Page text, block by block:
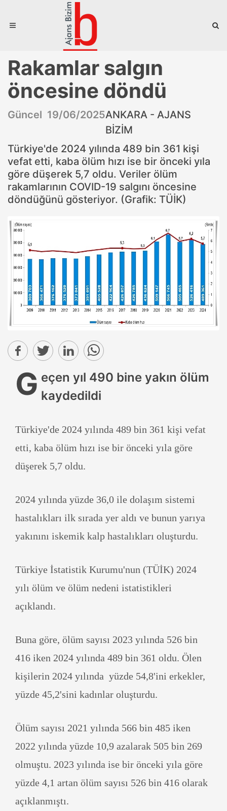
Rakamlar salgın
öncesine döndü
Güncel 19/06/2025ANKARA - AJANS
BİZİM
Türkiye'de 2024 yılında 489 bin 361 kişi
vefat etti, kaba ölüm hızı ise bir önceki yıla
göre düşerek 5,7 oldu. Veriler ölüm
rakamlarının COVID-19 salgını öncesine
döndüğünü gösteriyor. (Grafik: TÜİK)
G eçen yıl 490 bine yakın ölüm
kaydedildi
Türkiye'de 2024 yılında 489 bin 361 kişi vefat
etti, kaba ölüm hızı ise bir önceki yıla göre
düşerek 5,7 oldu.
2024 yılında yüzde 36,0 ile dolaşım sistemi
hastalıkları ilk sırada yer aldı ve bunun yarıya
yakınını iskemik kalp hastalıkları oluşturdu.
Türkiye İstatistik Kurumu'nun (TÜİK) 2024
yılı ölüm ve ölüm nedeni istatistikleri
açıklandı.
Buna göre, ölüm sayısı 2023 yılında 526 bin
416 iken 2024 yılında 489 bin 361 oldu. Ölen
kişilerin 2024 yılında yüzde 54,8'ini erkekler,
yüzde 45,2'sini kadınlar oluşturdu.
Ölüm sayısı 2021 yılında 566 bin 485 iken
2022 yılında yüzde 10,9 azalarak 505 bin 269
olmuştu. 2023 yılında ise bir önceki yıla göre
yüzde 4,1 artan ölüm sayısı 526 bin 416 olarak
açıklanmıştı.